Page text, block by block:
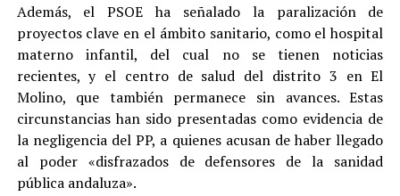
Además, el PSOE ha señalado la paralización de
proyectos clave en el ámbito sanitario, como el hospital
materno infantil, del cual no se tienen noticias
recientes, y el centro de salud del distrito 3 en El
Molino, que también permanece sin avances. Estas
circunstancias han sido presentadas como evidencia de
la negligencia del PP, a quienes acusan de haber llegado
al poder «disfrazados de defensores de la sanidad
pública andaluza».